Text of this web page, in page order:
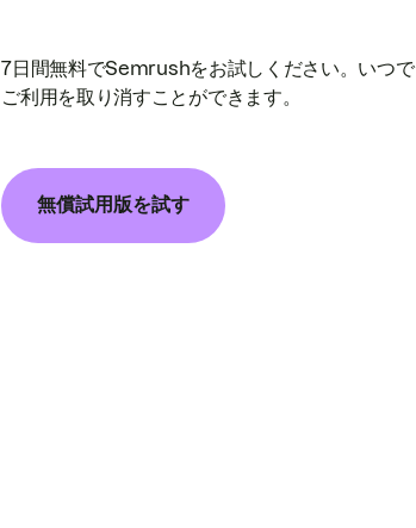
7日間無料でSemrushをお試しください。いつ
ご利用を取り消すことができます。
無償試用版を試す